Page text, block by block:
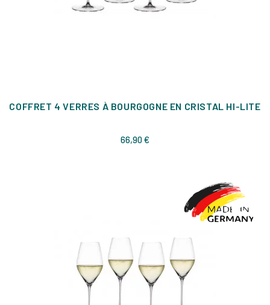
COFFRET 4 VERRES À BOURGOGNE EN CRISTAL HI-LITE
66,90 €Prix